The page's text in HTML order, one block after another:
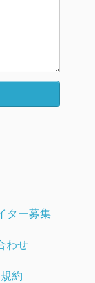
ター募集
わせ
約